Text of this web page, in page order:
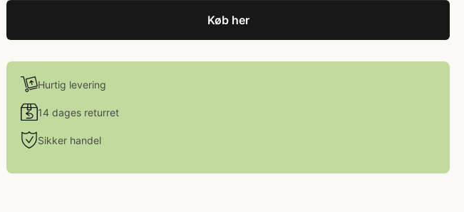
Køb her
Hurtig levering
14 dages returret
Sikker handel